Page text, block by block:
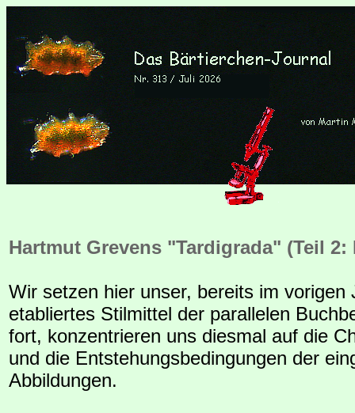
Hartmut Grevens "Tardigrada" (Teil
Wir setzen hier unser, bereits im vorigen
etabliertes Stilmittel der parallelen
fort, konzentrieren uns diesmal auf die
und die Entstehungsbedingungen der
Abbildungen.